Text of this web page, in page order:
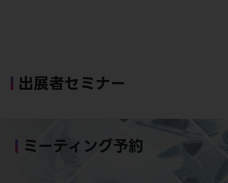
出展者セミナー
ミーティング予約